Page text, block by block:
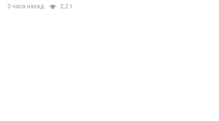
3 часа назад 2,2 т.